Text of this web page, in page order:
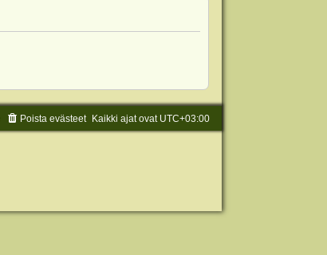
Kaikki ajat ovat UTC+03:00
Poista evästeet